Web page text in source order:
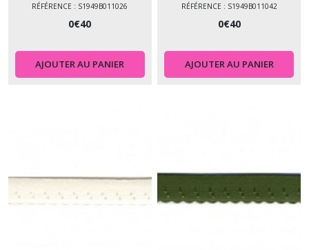
RÉFÉRENCE : S1949B011026
0€40
AJOUTER AU PANIER
RÉFÉRENCE : S1949B011042
0€40
AJOUTER AU PANIER